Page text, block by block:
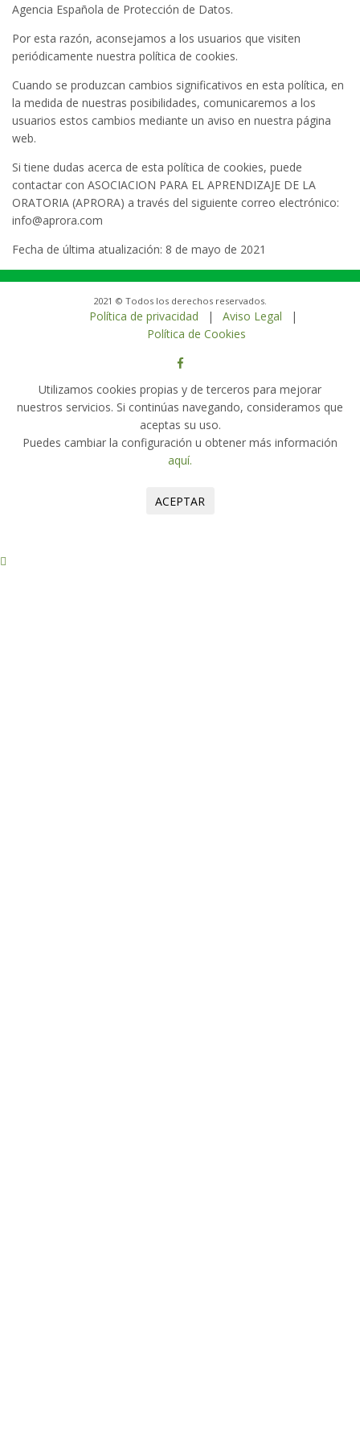
Agencia Española de Protección de Datos.
Por esta razón, aconsejamos a los usuarios que visiten
periódicamente nuestra política de cookies.
Cuando se produzcan cambios significativos en esta política, en
la medida de nuestras posibilidades, comunicaremos a los
usuarios estos cambios mediante un aviso en nuestra página
web.
Si tiene dudas acerca de esta política de cookies, puede
contactar con ASOCIACION PARA EL APRENDIZAJE DE LA
ORATORIA (APRORA) a través del siguiente correo electrónico:
info@aprora.com
Fecha de última atualización: 8 de mayo de 2021
2021 © Todos los derechos reservados.
Política de privacidad | Aviso Legal
|
Política de Cookies
Utilizamos cookies propias y de terceros para mejorar
nuestros servicios. Si continúas navegando, consideramos que
aceptas su uso.
Puedes cambiar la configuración u obtener más información
aquí.
ACEPTAR